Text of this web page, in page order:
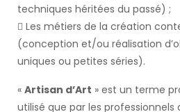
techniques héritées du passé) ;
 Les métiers de la création
(conception et/ou réalisation
uniques ou petites séries).
« Artisan d’Art » est un terme
utilisé que par les